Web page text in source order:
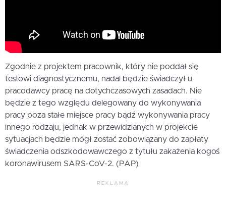
Zgodnie z projektem pracownik, który nie poddał się
testowi diagnostycznemu, nadal będzie świadczył u
pracodawcy pracę na dotychczasowych zasadach. Nie
będzie z tego względu delegowany do wykonywania
pracy poza stałe miejsce pracy bądź wykonywania pracy
innego rodzaju, jednak w przewidzianych w projekcie
sytuacjach będzie mógł zostać zobowiązany do zapłaty
świadczenia odszkodowawczego z tytułu zakażenia kogoś
koronawirusem SARS-CoV-2. (PAP)
REKLAMA